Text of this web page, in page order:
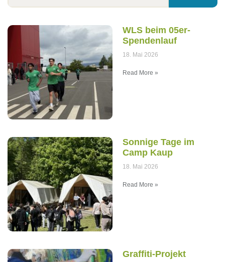
WLS beim 05er-
Spendenlauf
18. Mai 2026
Read More »
Sonnige Tage im
Camp Kaup
18. Mai 2026
Read More »
Graffiti-Projekt